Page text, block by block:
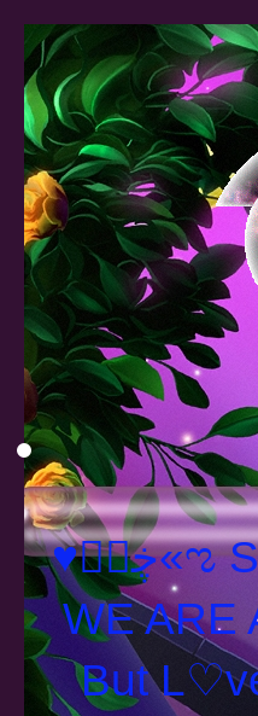
♥ڿڰۣ«ಌ SPIRITUELLE Я Ξ √ Ω L U T ↑ ☼ N - Forum -
WE